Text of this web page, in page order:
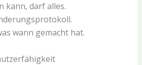
kann, darf alles.
wann gemacht hat.